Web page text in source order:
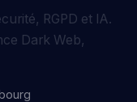
RGPD et IA.
Dark Web,